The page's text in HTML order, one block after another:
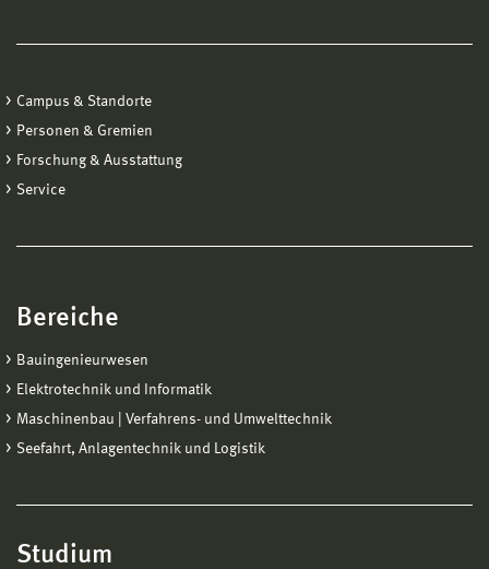
Campus & Standorte
Personen & Gremien
Forschung & Ausstattung
Service
Bereiche
Bauingenieurwesen
Elektrotechnik und Informatik
Maschinenbau | Verfahrens- und Umwelttechnik
Seefahrt, Anlagentechnik und Logistik
Studium